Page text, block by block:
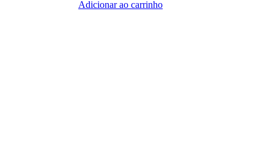
Adicionar ao carrinho